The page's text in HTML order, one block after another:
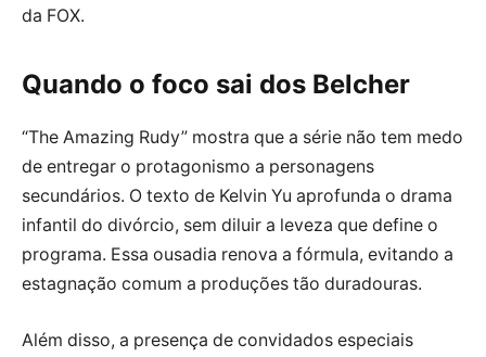
da FOX.
Quando o foco sai dos Belcher
“The Amazing Rudy” mostra que a série não tem medo
de entregar o protagonismo a personagens
secundários. O texto de Kelvin Yu aprofunda o drama
infantil do divórcio, sem diluir a leveza que define o
programa. Essa ousadia renova a fórmula, evitando a
estagnação comum a produções tão duradouras.
Além disso, a presença de convidados especiais